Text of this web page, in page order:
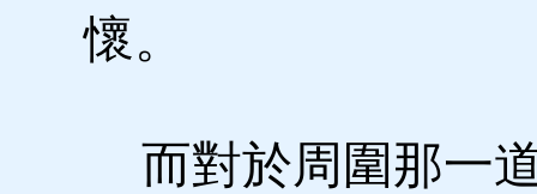
懷。
而對於周圍那一